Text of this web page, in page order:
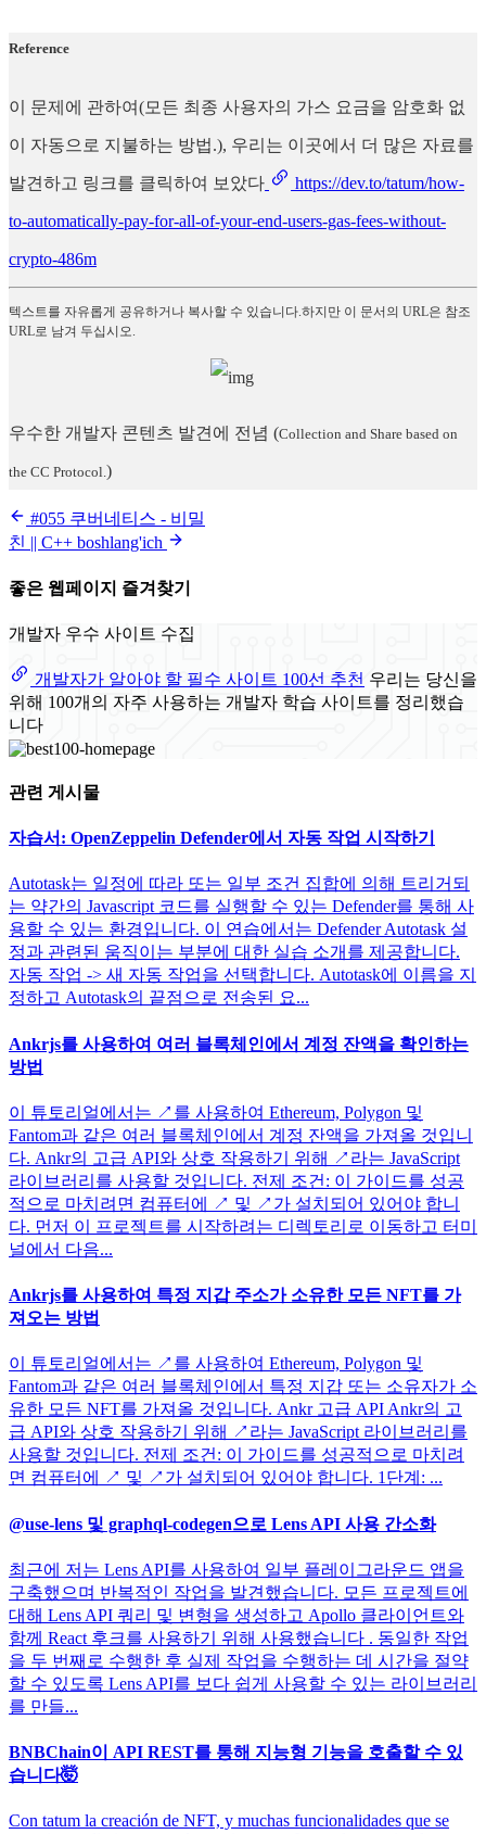
Reference
이 문제에 관하여(모든 최종 사용자의 가스 요금을 암호화 없
이 자동으로 지불하는 방법.), 우리는 이곳에서 더 많은 자료를
발견하고 링크를 클릭하여 보았다 https://dev.to/tatum/how-
to-automatically-pay-for-all-of-your-end-users-gas-fees-without-
crypto-486m
텍스트를 자유롭게 공유하거나 복사할 수 있습니다.하지만 이 문서의 URL은 참조
URL로 남겨 두십시오.
우수한 개발자 콘텐츠 발견에 전념 (Collection and Share based on
the CC Protocol. )
#055 쿠버네티스 - 비밀
친 || C++ boshlang'ich
좋은 웹페이지 즐겨찾기
개발자 우수 사이트 수집
개발자가 알아야 할 필수 사이트 100선 추천 우리는 당신을
위해 100개의 자주 사용하는 개발자 학습 사이트를 정리했습
니다
관련 게시물
자습서: OpenZeppelin Defender에서 자동 작업 시작하기
Autotask는 일정에 따라 또는 일부 조건 집합에 의해 트리거되
는 약간의 Javascript 코드를 실행할 수 있는 Defender를 통해 사
용할 수 있는 환경입니다. 이 연습에서는 Defender Autotask 설
정과 관련된 움직이는 부분에 대한 실습 소개를 제공합니다.
자동 작업 -> 새 자동 작업을 선택합니다. Autotask에 이름을 지
정하고 Autotask의 끝점으로 전송된 요...
Ankrjs를 사용하여 여러 블록체인에서 계정 잔액을 확인하는
방법
이 튜토리얼에서는 ↗를 사용하여 Ethereum, Polygon 및
Fantom과 같은 여러 블록체인에서 계정 잔액을 가져올 것입니
다. Ankr의 고급 API와 상호 작용하기 위해 ↗라는 JavaScript
라이브러리를 사용할 것입니다. 전제 조건: 이 가이드를 성공
적으로 마치려면 컴퓨터에 ↗ 및 ↗가 설치되어 있어야 합니
다. 먼저 이 프로젝트를 시작하려는 디렉토리로 이동하고 터미
널에서 다음...
Ankrjs를 사용하여 특정 지갑 주소가 소유한 모든 NFT를 가
져오는 방법
이 튜토리얼에서는 ↗를 사용하여 Ethereum, Polygon 및
Fantom과 같은 여러 블록체인에서 특정 지갑 또는 소유자가 소
유한 모든 NFT를 가져올 것입니다. Ankr 고급 API Ankr의 고
급 API와 상호 작용하기 위해 ↗라는 JavaScript 라이브러리를
사용할 것입니다. 전제 조건: 이 가이드를 성공적으로 마치려
면 컴퓨터에 ↗ 및 ↗가 설치되어 있어야 합니다. 1단계: ...
@use-lens 및 graphql-codegen으로 Lens API 사용 간소화
최근에 저는 Lens API를 사용하여 일부 플레이그라운드 앱을
구축했으며 반복적인 작업을 발견했습니다. 모든 프로젝트에
대해 Lens API 쿼리 및 변형을 생성하고 Apollo 클라이언트와
함께 React 후크를 사용하기 위해 사용했습니다 . 동일한 작업
을 두 번째로 수행한 후 실제 작업을 수행하는 데 시간을 절약
할 수 있도록 Lens API를 보다 쉽게 사용할 수 있는 라이브러리
를 만들...
BNBChain이 API REST를 통해 지능형 기능을 호출할 수 있
습니다🤯
Con tatum la creación de NFT, y muchas funcionalidades que se